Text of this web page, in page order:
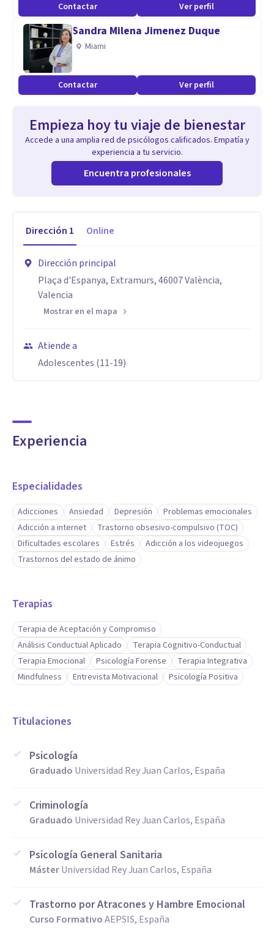
Contactar Ver perfil
Sandra Milena Jimenez Duque
Miami
Contactar Ver perfil
Empieza hoy tu viaje de bienestar
Accede a una amplia red de psicólogos calificados. Empatía y
experiencia a tu servicio.
Encuentra profesionales
Dirección 1 Online
Dirección principal
Plaça d'Espanya, Extramurs, 46007 València,
Valencia
Mostrar en el mapa
Atiende a
Adolescentes (11-19)
Experiencia
Especialidades
Adicciones Ansiedad Depresión
Problemas emocionales
Adicción a internet
Trastorno obsesivo-compulsivo (TOC)
Dificultades escolares
Estrés
Adicción a los videojuegos
Trastornos del estado de ánimo
Terapias
Terapia de Aceptación y Compromiso
Análisis Conductual Aplicado
Terapia Cognitivo-Conductual
Terapia Emocional
Psicología Forense
Terapia Integrativa
Mindfulness
Entrevista Motivacional Psicología Positiva
Titulaciones
Psicología
Graduado Universidad Rey Juan Carlos, España
Criminología
Graduado Universidad Rey Juan Carlos, España
Psicología General Sanitaria
MásterUniversidad Rey Juan Carlos, España
Trastorno por Atracones y Hambre Emocional
Curso FormativoAEPSIS, España